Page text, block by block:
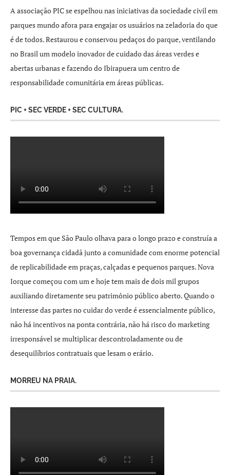
A associação PIC se espelhou nas iniciativas da sociedade civil em
parques mundo afora para engajar os usuários na zeladoria do que
é de todos. Restaurou e conservou pedaços do parque, ventilando
no Brasil um modelo inovador de cuidado das áreas verdes e
abertas urbanas e fazendo do Ibirapuera um centro de
responsabilidade comunitária em áreas públicas.
PIC + SEC VERDE + SEC CULTURA.
Tempos em que São Paulo olhava para o longo prazo e construía a
boa governança cidadã junto a comunidade com enorme potencial
de replicabilidade em praças, calçadas e pequenos parques. Nova
Iorque começou com um e hoje tem mais de dois mil grupos
auxiliando diretamente seu patrimônio público aberto. Quando o
interesse das partes no cuidar do verde é essencialmente público,
não há incentivos na ponta contrária, não há risco do marketing
irresponsável se multiplicar descontroladamente ou de
desequilíbrios contratuais que lesam o erário.
MORREU NA PRAIA.